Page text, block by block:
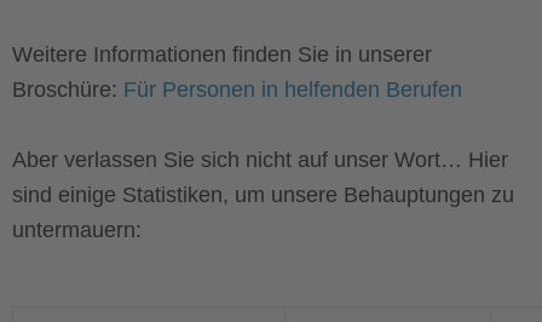
Weitere Informationen finden Sie in unserer
Broschüre: Für Personen in helfenden Berufen
Aber verlassen Sie sich nicht auf unser Wort… Hier
sind einige Statistiken, um unsere Behauptungen zu
untermauern: